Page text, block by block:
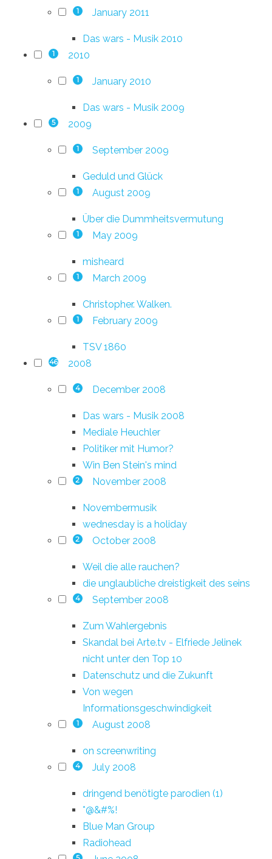
1 January 2011
Das wars - Musik 2010
1 2010
1 January 2010
Das wars - Musik 2009
5 2009
1 September 2009
Geduld und Glück
1 August 2009
Über die Dummheitsvermutung
1 May 2009
misheard
1 March 2009
Christopher. Walken.
1 February 2009
TSV 1860
46 2008
4 December 2008
Das wars - Musik 2008
Mediale Heuchler
Politiker mit Humor?
Win Ben Stein's mind
2 November 2008
Novembermusik
wednesday is a holiday
2 October 2008
Weil die alle rauchen?
die unglaubliche dreistigkeit des seins
4 September 2008
Zum Wahlergebnis
Skandal bei Arte.tv - Elfriede Jelinek
nicht unter den Top 10
Datenschutz und die Zukunft
Von wegen
Informationsgeschwindigkeit
1 August 2008
on screenwriting
4 July 2008
dringend benötigte parodien (1)
*@&#%!
Blue Man Group
Radiohead